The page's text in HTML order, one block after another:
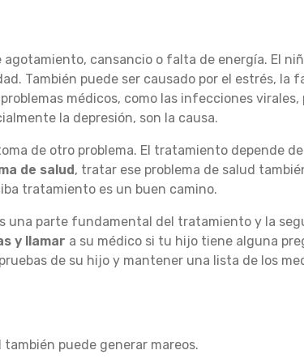
cansancio o falta de energía. El
También puede ser causado por el estrés, la
médicos, como las infecciones virales,
la depresión, son la causa.
de otro problema. El tratamiento depende
de salud, tratar ese problema de salud
tratamiento es un buen camino.
una parte fundamental del tratamiento y la
y llamar a su médico si tu hijo tiene alguna
de su hijo y mantener una lista de los
puede generar mareos.